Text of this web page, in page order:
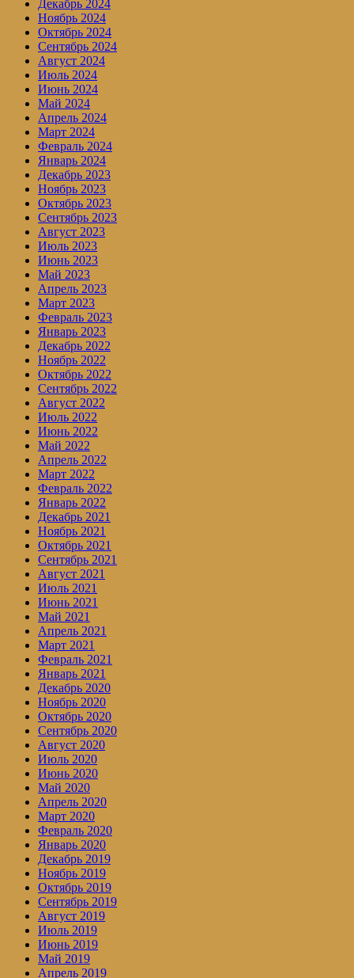
Декабрь 2024
Ноябрь 2024
Октябрь 2024
Сентябрь 2024
Август 2024
Июль 2024
Июнь 2024
Май 2024
Апрель 2024
Март 2024
Февраль 2024
Январь 2024
Декабрь 2023
Ноябрь 2023
Октябрь 2023
Сентябрь 2023
Август 2023
Июль 2023
Июнь 2023
Май 2023
Апрель 2023
Март 2023
Февраль 2023
Январь 2023
Декабрь 2022
Ноябрь 2022
Октябрь 2022
Сентябрь 2022
Август 2022
Июль 2022
Июнь 2022
Май 2022
Апрель 2022
Март 2022
Февраль 2022
Январь 2022
Декабрь 2021
Ноябрь 2021
Октябрь 2021
Сентябрь 2021
Август 2021
Июль 2021
Июнь 2021
Май 2021
Апрель 2021
Март 2021
Февраль 2021
Январь 2021
Декабрь 2020
Ноябрь 2020
Октябрь 2020
Сентябрь 2020
Август 2020
Июль 2020
Июнь 2020
Май 2020
Апрель 2020
Март 2020
Февраль 2020
Январь 2020
Декабрь 2019
Ноябрь 2019
Октябрь 2019
Сентябрь 2019
Август 2019
Июль 2019
Июнь 2019
Май 2019
Апрель 2019